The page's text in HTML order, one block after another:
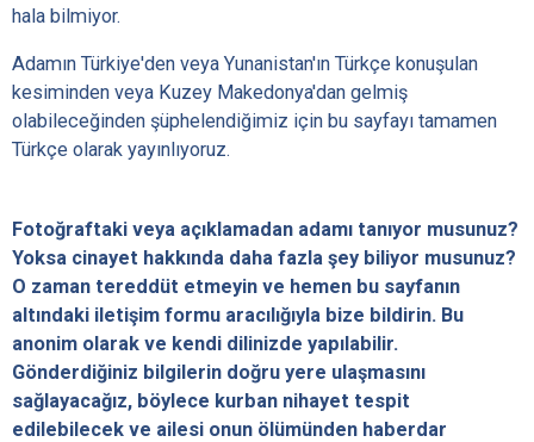
hala bilmiyor.
Adamın Türkiye'den veya Yunanistan'ın Türkçe konuşulan
kesiminden veya Kuzey Makedonya'dan gelmiş
olabileceğinden şüphelendiğimiz için bu sayfayı tamamen
Türkçe olarak yayınlıyoruz.
Fotoğraftaki veya açıklamadan adamı tanıyor musunuz?
Yoksa cinayet hakkında daha fazla şey biliyor musunuz?
O zaman tereddüt etmeyin ve hemen bu sayfanın
altındaki iletişim formu aracılığıyla bize bildirin. Bu
anonim olarak ve kendi dilinizde yapılabilir.
Gönderdiğiniz bilgilerin doğru yere ulaşmasını
sağlayacağız, böylece kurban nihayet tespit
edilebilecek ve ailesi onun ölümünden haberdar